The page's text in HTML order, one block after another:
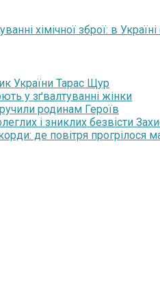
хімічної зброї: в
України Тарас Щур
у зґвалтуванні жінки
родинам Героїв
і зниклих безвісти
де повітря прогрілося